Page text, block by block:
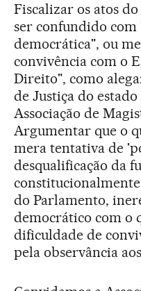
Fiscalizar os atos
ser confundido
democrática", ou
convivência com o
Direito", como
de Justiça do
Associação de
Argumentar que o
mera tentativa de
desqualificação da
do Parlamento,
democrático com o
dificuldade de
pela observância